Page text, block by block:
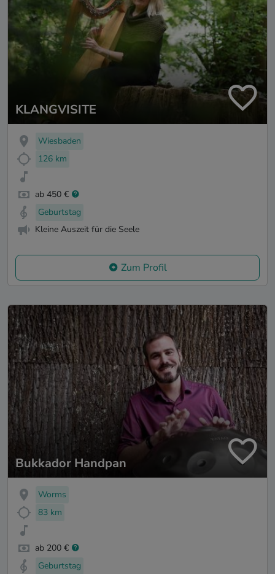
KLANGVISITE
Wiesbaden
126 km
ab 450 €
Geburtstag
Kleine Auszeit für die Seele
Zum Profil
Bukkador Handpan
Worms
83 km
ab 200 €
Geburtstag